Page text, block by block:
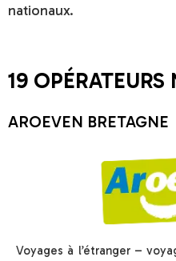
nationaux.
19
AROEVEN BRETAGNE
Voyages à l’étranger –